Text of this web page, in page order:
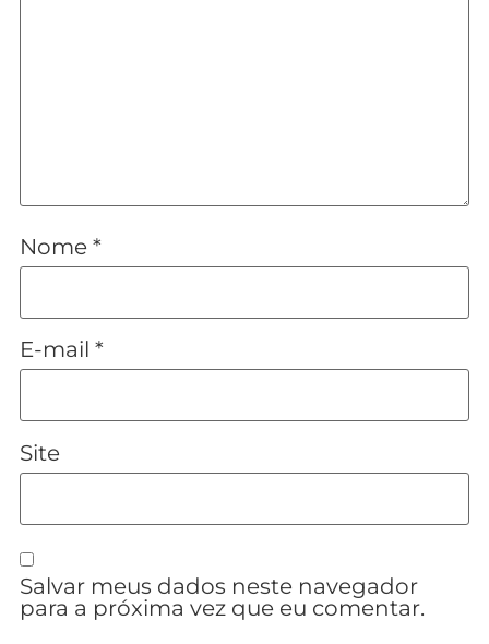
Nome *
E-mail *
Site
Salvar meus dados neste navegador
para a próxima vez que eu comentar.